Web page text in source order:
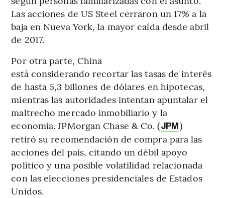
Las acciones de US Steel cerraron un 17% a la
baja en Nueva York, la mayor caída desde abril
de 2017.
Por otra parte, China
está considerando recortar las tasas de interés
de hasta 5,3 billones de dólares en hipotecas,
mientras las autoridades intentan apuntalar el
maltrecho mercado inmobiliario y la
economía. JPMorgan Chase & Co. (JPM)
retiró su recomendación de compra para las
acciones del país, citando un débil apoyo
político y una posible volatilidad relacionada
con las elecciones presidenciales de Estados
Unidos.